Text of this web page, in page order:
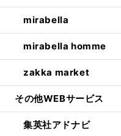
mirabella
mirabella homme
zakka market
その他WEBサービス
集英社アドナビ